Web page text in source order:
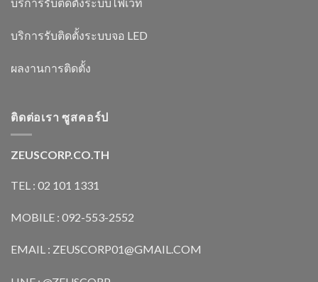
บริการรับติดตั้งระบบจอ LED
ผลงานการติดตั้ง
ติดต่อเรา ซูสคอร์ป
ZEUSCORP.CO.TH
TEL : 02 101 1331
MOBILE : 092-553-2552
EMAIL : ZEUSCORP01@GMAIL.COM